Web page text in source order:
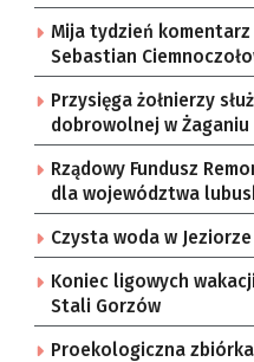
Mija tydzień komentarz
Sebastian
Przysięga żołnierzy
dobrowolnej w Żaganiu
ZDJĘĆ]
Rządowy Fundusz
dla województwa
Czysta woda w
Koniec ligowych
Stali Gorzów
Proekologiczna zbiórka